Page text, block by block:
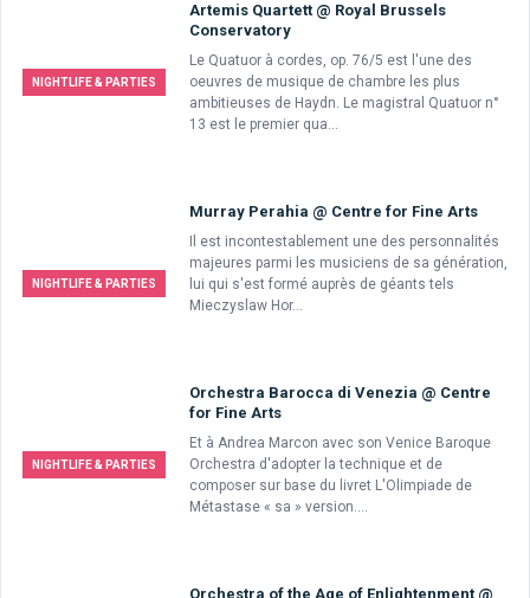
NIGHTLIFE & PARTIES
Artemis Quartett @ Royal Brussels
Conservatory
Le Quatuor à cordes, op. 76/5 est l'une des
oeuvres de musique de chambre les plus
ambitieuses de Haydn. Le magistral Quatuor n°
13 est le premier qua...
NIGHTLIFE & PARTIES
Murray Perahia @ Centre for Fine Arts
Il est incontestablement une des personnalités
majeures parmi les musiciens de sa génération,
lui qui s'est formé auprès de géants tels
Mieczyslaw Hor...
NIGHTLIFE & PARTIES
Orchestra Barocca di Venezia @ Centre
for Fine Arts
Et à Andrea Marcon avec son Venice Baroque
Orchestra d'adopter la technique et de
composer sur base du livret L'Olimpiade de
Métastase « sa » version....
Orchestra of the Age of Enlightenment @